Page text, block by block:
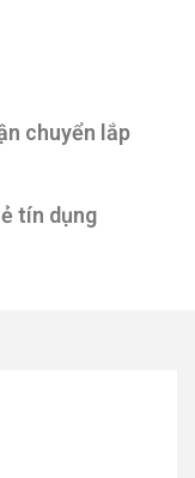
chuyển lắp
tín dụng